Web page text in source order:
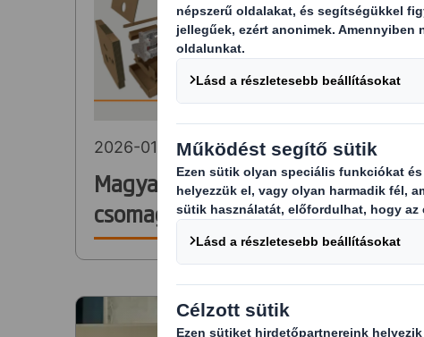
2026-01-20
Magyar fenntartható
csomagolási innovációk
nemzetközi elismerése: két
WorldStar díjat nyert a DS
Smith